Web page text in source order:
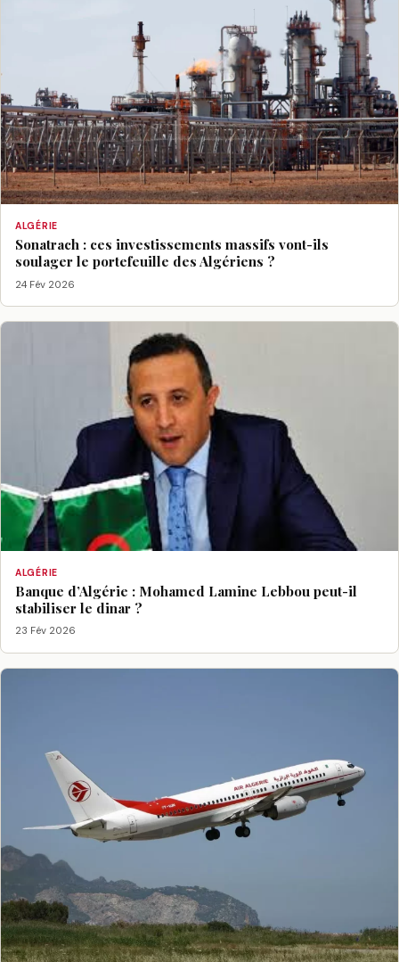
ALGÉRIE
Sonatrach : ces investissements massifs vont-ils
soulager le portefeuille des Algériens ?
24 Fév 2026
ALGÉRIE
Banque d’Algérie : Mohamed Lamine Lebbou peut-il
stabiliser le dinar ?
23 Fév 2026